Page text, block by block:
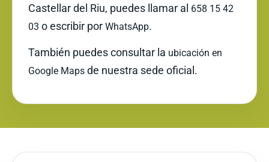
Castellar del Riu, puedes llamar al 658 15 42
03 o escribir por WhatsApp.
También puedes consultar la ubicación en
Google Maps de nuestra sede oficial.